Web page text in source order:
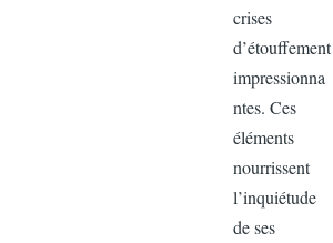
crises
ntes. Ces
éléments
nourrissent
de ses